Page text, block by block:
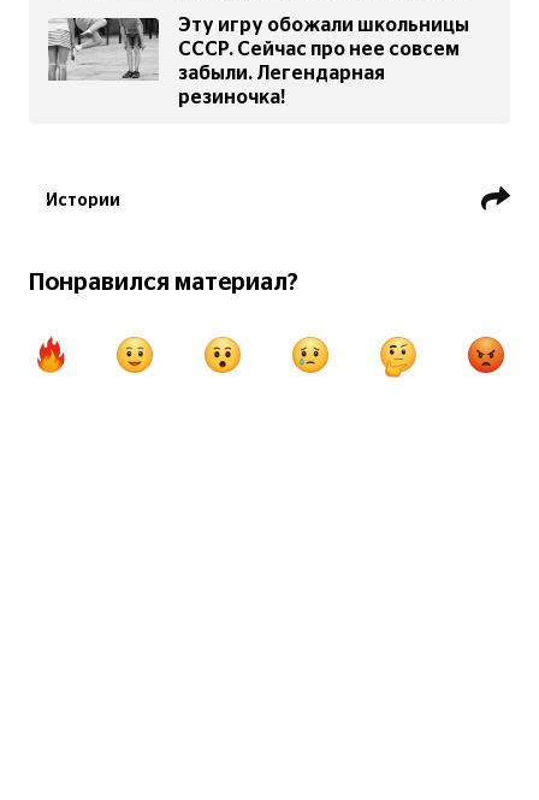
Эту игру обожали школьницы
СССР. Сейчас про нее совсем
забыли. Легендарная
резиночка!
Истории
Понравился материал?